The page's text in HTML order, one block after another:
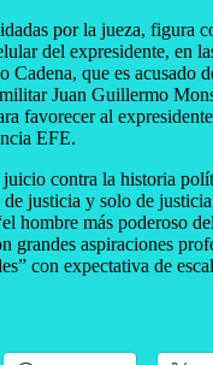
por la jueza, figura
del expresidente, en
Cadena, que es acusado
Juan Guillermo
favorecer al
EFE.
contra la historia
justicia y solo de
hombre más poderoso
grandes aspiraciones
con expectativa de